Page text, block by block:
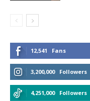
12,541 Fans
3,200,000 Followers
4,251,000 Followers